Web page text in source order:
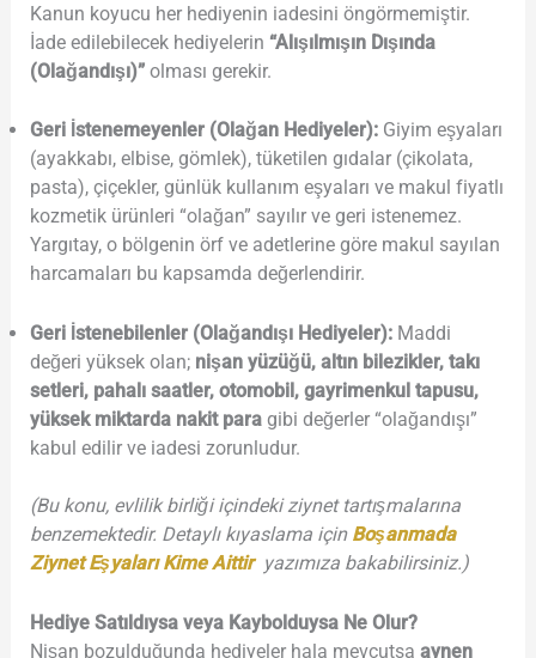
Kanun koyucu her hediyenin iadesini öngörmemiştir.
İade edilebilecek hediyelerin “Alışılmışın Dışında
(Olağandışı)”olması gerekir.
Geri İstenemeyenler (Olağan Hediyeler):Giyim eşyaları
(ayakkabı, elbise, gömlek), tüketilen gıdalar (çikolata,
pasta), çiçekler, günlük kullanım eşyaları ve makul fiyatlı
kozmetik ürünleri “olağan” sayılır ve geri istenemez.
Yargıtay, o bölgenin örf ve adetlerine göre makul sayılan
harcamaları bu kapsamda değerlendirir.
Geri İstenebilenler (Olağandışı Hediyeler):Maddi
değeri yüksek olan; nişan yüzüğü, altın bilezikler, takı
setleri, pahalı saatler, otomobil, gayrimenkul tapusu,
yüksek miktarda nakit paragibi değerler “olağandışı”
kabul edilir ve iadesi zorunludur.
(Bu konu, evlilik birliği içindeki ziynet tartışmalarına
benzemektedir. Detaylı kıyaslama için Boşanmada
Ziynet Eşyaları Kime Aittir yazımıza bakabilirsiniz.)
Hediye Satıldıysa veya Kaybolduysa Ne Olur?
Nişan bozulduğunda hediyeler hala mevcutsa aynen